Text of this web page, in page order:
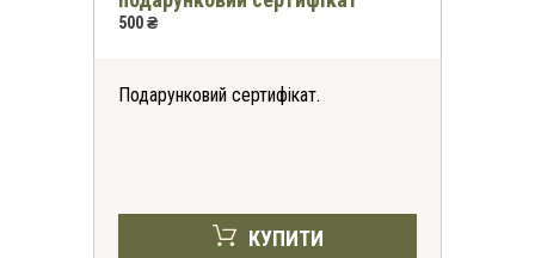
500 ₴
Подарунковий сертифікат.
КУПИТИ